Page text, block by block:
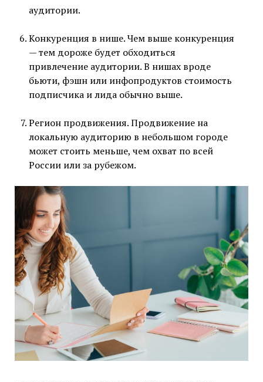
аудитории.
Конкуренция в нише. Чем выше конкуренция
— тем дороже будет обходиться
привлечение аудитории. В нишах вроде
бьюти, фэшн или инфопродуктов стоимость
подписчика и лида обычно выше.
Регион продвижения. Продвижение на
локальную аудиторию в небольшом городе
может стоить меньше, чем охват по всей
России или за рубежом.